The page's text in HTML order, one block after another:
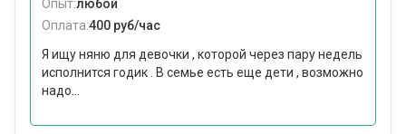
Опыт:любой
Оплата:400 руб/час
Я ищу няню для девочки , которой через пару недель
исполнится годик . В семье есть еще дети , возможно
надо...